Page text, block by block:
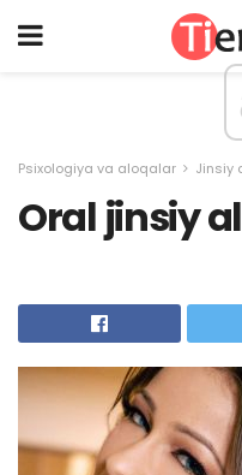
Psixologiya va aloqalar Jinsiy
Oral jinsiy